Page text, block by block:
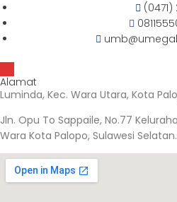
(0471)
Alamat
Luminda, Kec. Wara Utara, Kota
Jln. Opu To Sappaile, No.77
Wara Kota Palopo, Sulawesi Selatan.